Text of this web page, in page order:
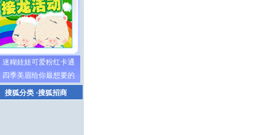
迷糊娃娃可爱粉红卡通
四季美眉给你最想要的
搜狐分类·搜狐招商